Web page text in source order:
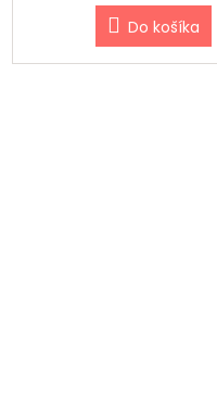
Do košíka